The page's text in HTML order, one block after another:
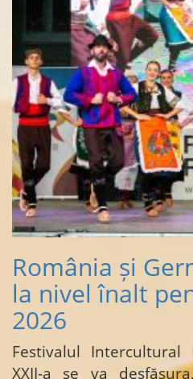
România și
la nivel înalt
2026
Festivalul
XXII-a se va